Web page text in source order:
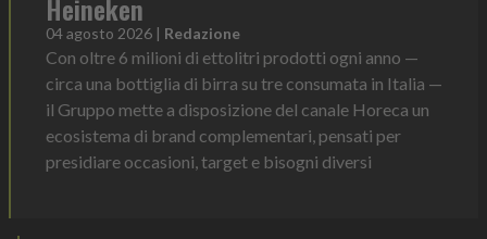
Heineken
04 agosto 2026 | Redazione
Con oltre 6 milioni di ettolitri prodotti ogni anno —
circa una bottiglia di birra su tre consumata in Italia —
il Gruppo mette a disposizione del canale Horeca un
ecosistema di brand complementari, pensati per
presidiare occasioni, target e bisogni diversi